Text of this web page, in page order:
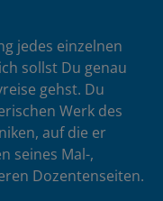
jedes einzelnen
sollst Du genau
gehst. Du
Werk des
auf die er
seines Mal-,
Dozentenseiten.